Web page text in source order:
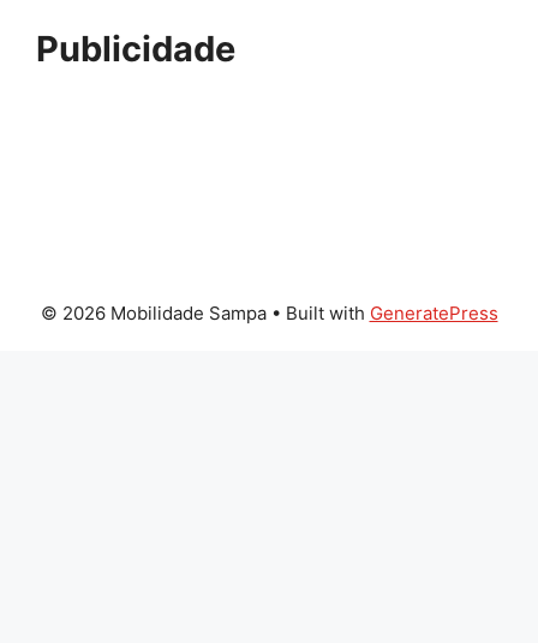
Publicidade
© 2026 Mobilidade Sampa• Built with GeneratePress